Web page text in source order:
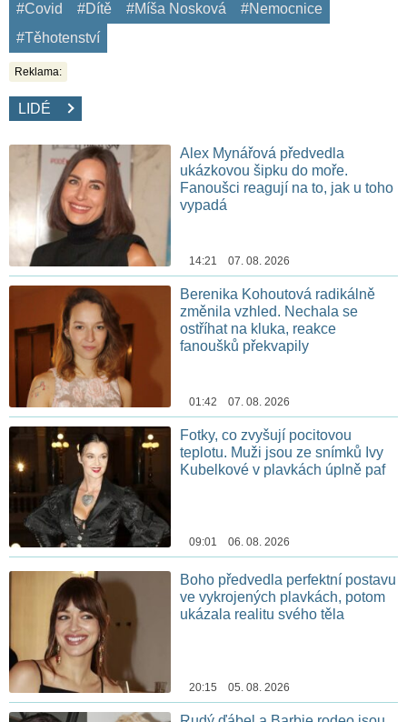
#Covid #Dítě #Míša Nosková
#Nemocnice
#Těhotenství
Reklama:
LIDÉ
Alex Mynářová předvedla
ukázkovou šipku do moře.
Fanoušci reagují na to, jak u toho
vypadá
14:21 07. 08. 2026
Berenika Kohoutová radikálně
změnila vzhled. Nechala se
ostříhat na kluka, reakce
fanoušků překvapily
01:42 07. 08. 2026
Fotky, co zvyšují pocitovou
teplotu. Muži jsou ze snímků Ivy
Kubelkové v plavkách úplně paf
09:01 06. 08. 2026
Boho předvedla perfektní postavu
ve vykrojených plavkách, potom
ukázala realitu svého těla
20:15 05. 08. 2026